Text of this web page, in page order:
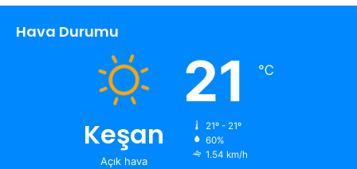
Hava Durumu
Keşan
Açık hava
21 ℃
21º - 21º
60%
1.54 km/h